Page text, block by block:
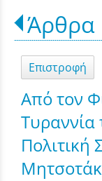
Άρθρα
Επιστροφή
Από τον
Πολιτική